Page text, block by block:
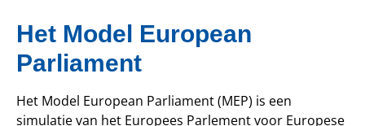
Het Model European
Parliament
Het Model European Parliament (MEP) is een
simulatie van het Europees Parlement voor Europese